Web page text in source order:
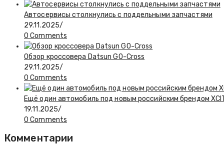
Автосервисы столкнулись с поддельными запчастями
29.11.2025/
0 Comments
Обзор кроссовера Datsun GO-Cross
29.11.2025/
0 Comments
Ещё один автомобиль под новым российским брендом
19.11.2025/
0 Comments
Комментарии